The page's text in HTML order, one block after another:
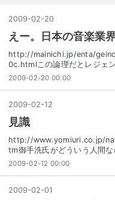
2009-02-20
えー。日本の音楽業
http://mainichi.jp/enta/
0c.htmlこの論理だとレジェ
2009-02-20 00:00
2009-02-12
見識
http://www.yomiuri.co.jp/
tm御手洗氏がどういう人間
2009-02-12 00:00
2009-02-01